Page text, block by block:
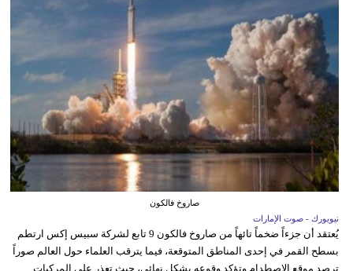
صاروخ فالكون
نيويورك - صوت الإمارات
يُعتقد أن جزءاً ضخماً تائهاً من صاروخ فالكون 9 تابع لشركة سبيس إكس ارتطم
بسطح القمر في إحدى المناطق المتوقعة، فيما يترقب العلماء حول العالم صوراً
ترصد موقع الاصطدام وتؤكد وقوعه بشكل نهائي، حيث تعذر على المركبات